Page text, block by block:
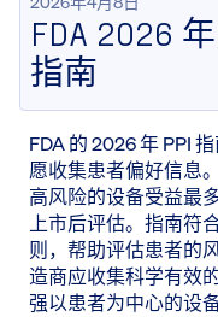
FDA 2026
指南
FDA 的 2026 年 PPI
愿收集患者偏好信息
高风险的设备受益最
上市后评估。指南符
则，帮助评估患者的
造商应收集科学有效
强以患者为中心的设备